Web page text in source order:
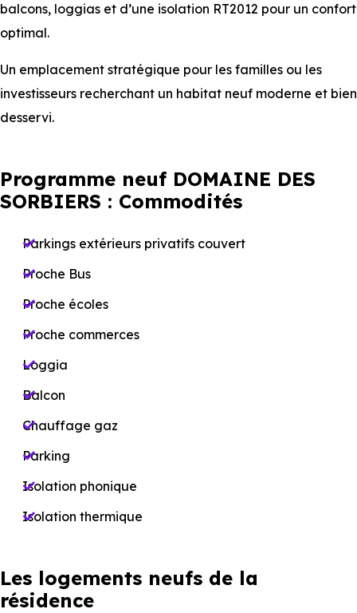
balcons, loggias et d’une isolation RT2012 pour un confort
optimal.
Un emplacement stratégique pour les familles ou les
investisseurs recherchant un habitat neuf moderne et bien
desservi.
Programme neuf DOMAINE DES
SORBIERS : Commodités
Parkings extérieurs privatifs couvert
Proche Bus
Proche écoles
Proche commerces
Loggia
Balcon
Chauffage gaz
Parking
Isolation phonique
Isolation thermique
Les logements neufs de la
résidence